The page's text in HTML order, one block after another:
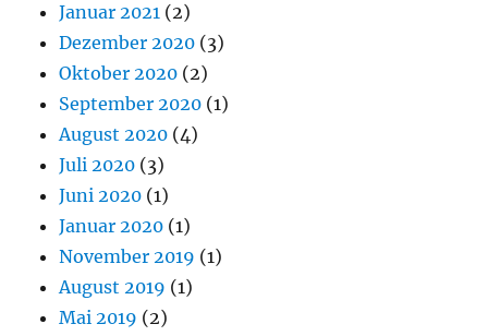
Januar 2021 (2)
Dezember 2020 (3)
Oktober 2020 (2)
September 2020 (1)
August 2020 (4)
Juli 2020 (3)
Juni 2020 (1)
Januar 2020 (1)
November 2019 (1)
August 2019 (1)
Mai 2019 (2)